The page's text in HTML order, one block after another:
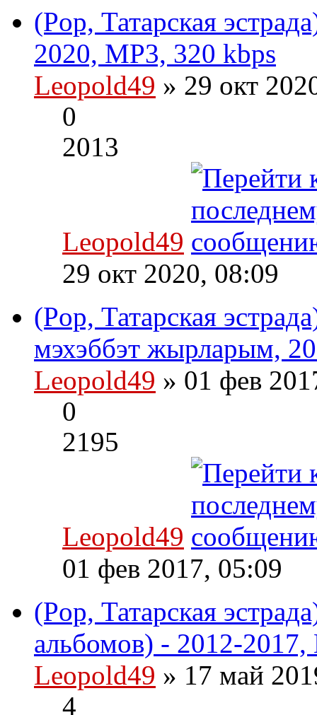
(Pop, Татарская
2020, MP3, 320 kbps
Leopold49 » 29 окт
0
2013
Leopold49
29 окт 2020, 08:09
(Pop, Татарская
мэхэббэт жырларым,
Leopold49 » 01 фев
0
2195
Leopold49
01 фев 2017, 05:09
(Pop, Татарская
альбомов) - 2012-
Leopold49 » 17 май
4